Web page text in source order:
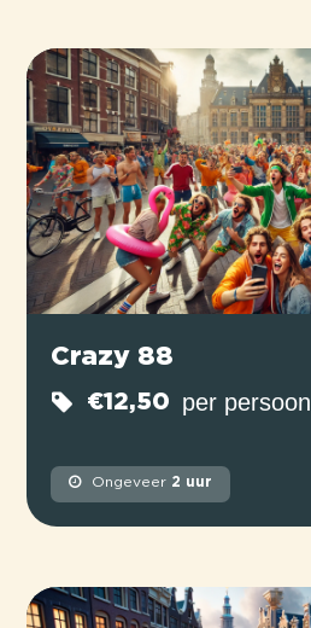
Crazy 88
€12,50 per persoon
Ongeveer 2 uur